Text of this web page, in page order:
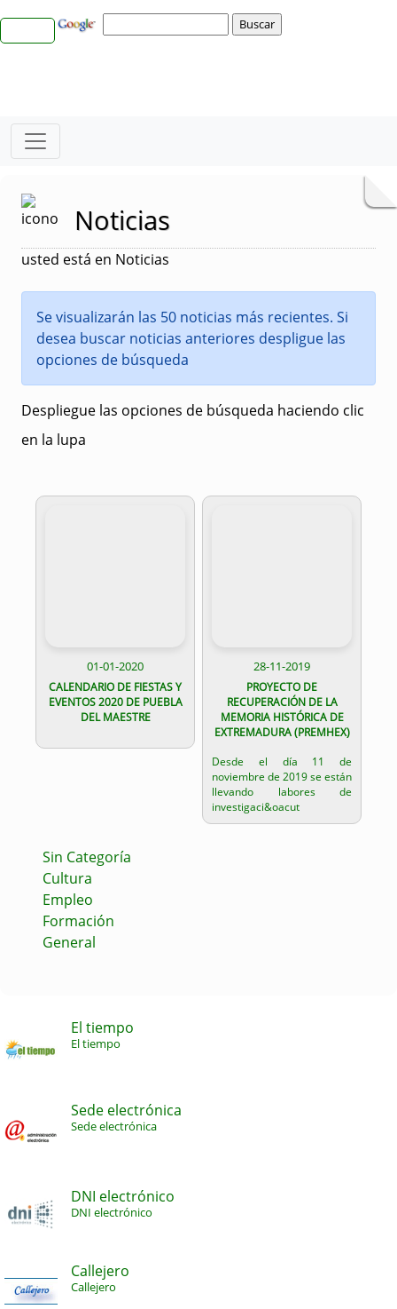
Noticias
usted está en Noticias
Se visualizarán las 50 noticias más recientes. Si
desea buscar noticias anteriores despligue las
opciones de búsqueda
Despliegue las opciones de búsqueda haciendo clic
en la lupa
01-01-2020
CALENDARIO DE FIESTAS Y
EVENTOS 2020 DE PUEBLA
DEL MAESTRE
28-11-2019
PROYECTO DE
RECUPERACIÓN DE LA
MEMORIA HISTÓRICA DE
EXTREMADURA (PREMHEX)
Desde el día 11 de
noviembre de 2019 se están
llevando labores de
investigaci&oacut
Sin Categoría
Cultura
Empleo
Formación
General
El tiempo
El tiempo
Sede electrónica
Sede electrónica
DNI electrónico
DNI electrónico
Callejero
Callejero